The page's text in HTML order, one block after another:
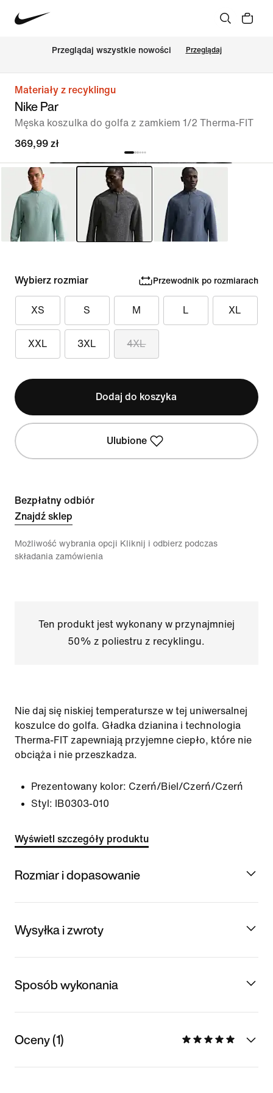
Przeglądaj wszystkie nowości Przeglądaj
Materiały z recyklingu
Nike Par
Męska koszulka do golfa z zamkiem 1/2 Therma-FIT
369,99 zł
Wybierz rozmiar Przewodnik po rozmiarach
XS S M L XL
XXL 3XL 4XL
Dodaj do koszyka
Ulubione
Bezpłatny odbiór
Znajdź sklep
Możliwość wybrania opcji Kliknij i odbierz podczas
składania zamówienia
Ten produkt jest wykonany w przynajmniej
50% z poliestru z recyklingu.
Nie daj się niskiej temperatursze w tej uniwersalnej
koszulce do golfa. Gładka dzianina i technologia
Therma-FIT zapewniają przyjemne ciepło, które nie
obciąża i nie przeszkadza.
Prezentowany kolor: Czerń/Biel/Czerń/Czerń
Styl:
IB0303-010
Wyświetl szczegóły produktu
Rozmiar i dopasowanie
Wysyłka i zwroty
Sposób wykonania
Oceny (1)